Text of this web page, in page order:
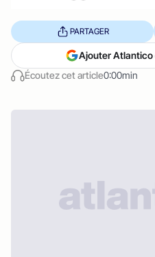
Écoutez cet article0:00min
PARTAGER
Ajouter Atlantico